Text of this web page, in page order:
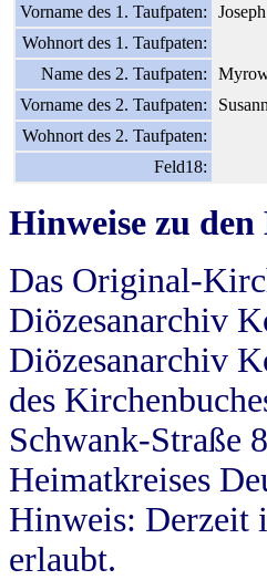
Vorname des 1. Taufpaten:
Joseph
Wohnort des 1. Taufpaten:
Name des 2. Taufpaten:
Vorname des 2. Taufpaten:
Wohnort des 2. Taufpaten:
Feld18:
Hinweise zu
Das Original-
Diözesanarchiv
Diözesanarchiv
des
Schwank-Straße
Heimatkreises
Hinweis: Derzeit
erlaubt.